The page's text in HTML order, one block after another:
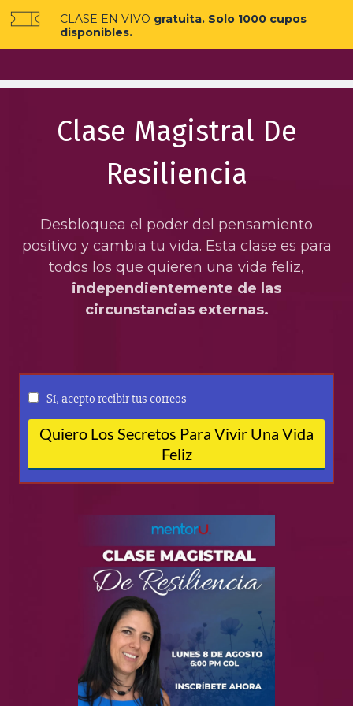
CLASE EN VIVO gratuita. Solo 1000 cupos
disponibles.
Clase Magistral De
Resiliencia
Desbloquea el poder del pensamiento
positivo y cambia tu vida. Esta clase es para
todos los que quieren una vida feliz,
independientemente de las
circunstancias externas.